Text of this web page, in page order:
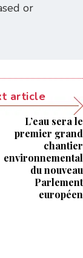
or
article
L’eau sera le
premier grand
chantier
environnemental
du nouveau
Parlement
européen